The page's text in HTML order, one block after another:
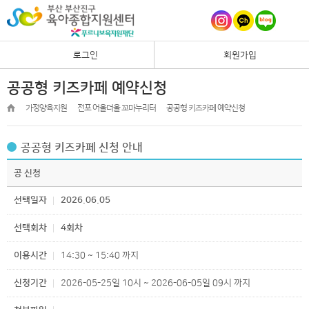
로그인 회원가입
공공형 키즈카페 예약신청
가정양육지원 전포 어울더울 꼬마누리터 공공형 키즈카페 예약신청
공공형 키즈카페 신청 안내
공 신청
선택일자 2026.06.05
선택회차 4회차
이용시간 14:30 ~ 15:40 까지
신청기간 2026-05-25일 10시 ~ 2026-06-05일 09시 까지